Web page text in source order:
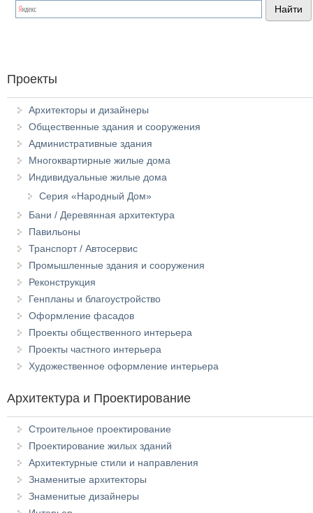
Проекты
Архитекторы и дизайнеры
Общественные здания и сооружения
Административные здания
Многоквартирные жилые дома
Индивидуальные жилые дома
Серия «Народный Дом»
Бани / Деревянная архитектура
Павильоны
Транспорт / Автосервис
Промышленные здания и сооружения
Реконструкция
Генпланы и благоустройство
Оформление фасадов
Проекты общественного интерьера
Проекты частного интерьера
Художественное оформление интерьера
Архитектура и Проектирование
Строительное проектирование
Проектирование жилых зданий
Архитектурные стили и направления
Знаменитые архитекторы
Знаменитые дизайнеры